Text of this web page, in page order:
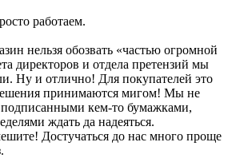
работаем.
нельзя обозвать «частью огромной
директоров и отдела претензий мы
Ну и отлично! Для покупателей это
принимаются мигом! Мы не
подписанными кем-то бумажками,
ждать да надеяться.
Достучаться до нас много проще